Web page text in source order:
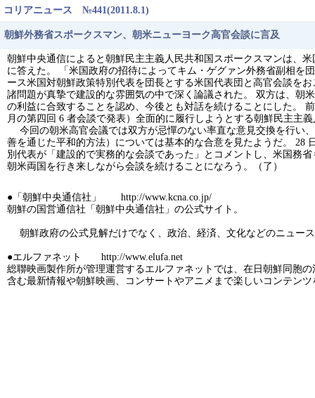
コリアニュース №441(2011.8.1)
朝鮮外務省スポークスマン、朝米ニューヨーク高官会談に言及
朝鮮中央通信によると朝鮮民主主義人民共和国スポークスマンは、
に答えた。 「米国政府の招待によってキム・ゲグァン外務省副相を
ース米国対朝鮮政策特別代表を団長とする米国代表団と高官会談を
諸問題が真摯で建設的な雰囲気の中で深く論議された。 双方は、朝
の利益に合致することを認め、今後とも対話を続けることにした。
月の第四回 6 者会談で発表）全面的に履行しようとする朝鮮民主主
今回の朝米高官会議では双方が忌憚のない率直な意見交換を行い
善を通じた平和的方法）については基本的な合意を見たようだ。 28
別代表が「建設的で実務的な会談であった」とコメントし、米国務
朝米両国を行き来しながら会談を続けることになろう。（了）
●「朝鮮中央通信社」 http://www.kcna.co.jp/
朝鮮の国営通信社「朝鮮中央通信社」の公式サイト。
朝鮮政府の公式見解だけでなく、政治、経済、文化などのニュー
●エルファネット http://www.elufa.net
総聯映画製作所が管理運営するエルファネットでは、在日朝鮮同胞
含む最新情報や朝鮮映画、コンサートやアニメまで楽しいコンテン